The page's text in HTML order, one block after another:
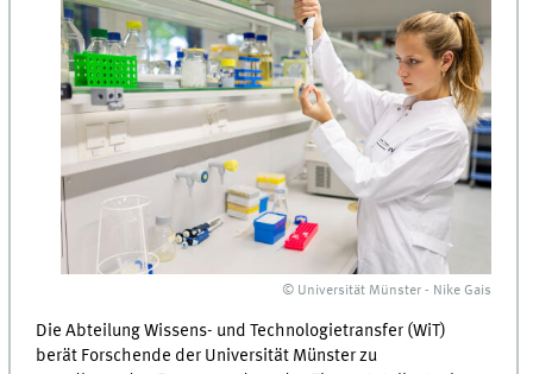
© Universität Münster - Nike Gais
Die Abteilung Wissens- und Technologietransfer (WiT)
berät Forschende der Universität Münster zu